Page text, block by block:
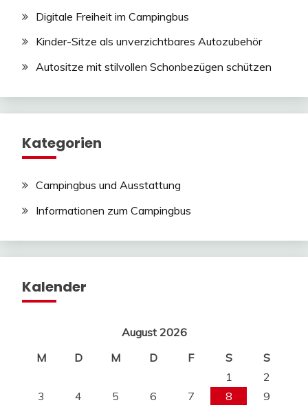
Digitale Freiheit im Campingbus
Kinder-Sitze als unverzichtbares Autozubehör
Autositze mit stilvollen Schonbezügen schützen
Kategorien
Campingbus und Ausstattung
Informationen zum Campingbus
Kalender
August 2026
M
D M D F S
S
1
2
3
4 5 6 7 8
9